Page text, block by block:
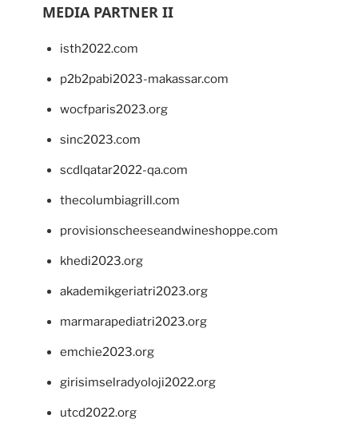
MEDIA PARTNER II
isth2022.com
p2b2pabi2023-makassar.com
wocfparis2023.org
sinc2023.com
scdlqatar2022-qa.com
thecolumbiagrill.com
provisionscheeseandwineshoppe.com
khedi2023.org
akademikgeriatri2023.org
marmarapediatri2023.org
emchie2023.org
girisimselradyoloji2022.org
utcd2022.org